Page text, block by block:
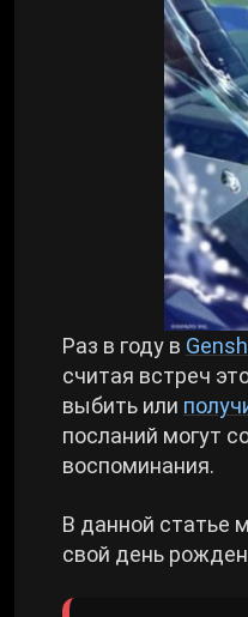
Crimson Desert
Zenless Zone Zero
Kingdom Come:
Path of Exile 2
Wuthering Waves
Roblox
Hogwarts Legacy
Билды Arknights:
Билды Wuthering
Билды Cyberpunk
Билды Path of Exile
Раз в году в
считая встреч
выбить или
посланий могут
воспоминания.
В данной статье
свой день